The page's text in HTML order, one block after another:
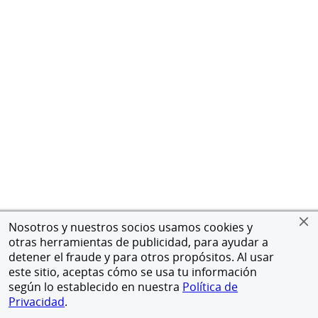
Nosotros y nuestros socios usamos cookies y
otras herramientas de publicidad, para ayudar a
detener el fraude y para otros propósitos. Al usar
este sitio, aceptas cómo se usa tu información
según lo establecido en nuestra Política de
Privacidad.